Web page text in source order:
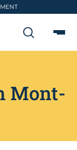
Mont-